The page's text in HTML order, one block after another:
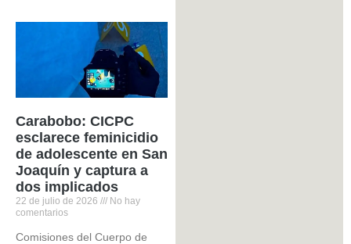
Carabobo: CICPC
esclarece feminicidio
de adolescente en San
Joaquín y captura a
dos implicados
22 de julio de 2026
No hay
comentarios
Comisiones del Cuerpo de